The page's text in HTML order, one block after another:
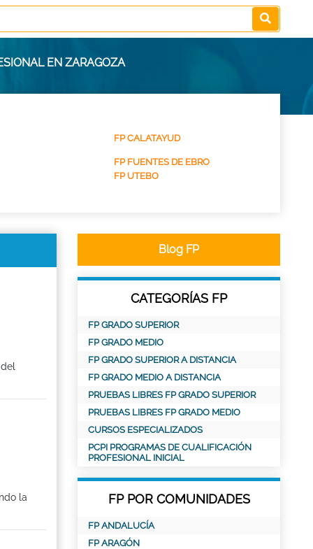
EN ZARAGOZA
FP CALATAYUD
FP FUENTES DE EBRO
FP UTEBO
la
Blog FP
CATEGORÍAS FP
FP GRADO SUPERIOR
FP GRADO MEDIO
FP GRADO SUPERIOR A DISTANCIA
FP GRADO MEDIO A DISTANCIA
PRUEBAS LIBRES FP GRADO SUPERIOR
PRUEBAS LIBRES FP GRADO MEDIO
CURSOS ESPECIALIZADOS
PCPI PROGRAMAS DE CUALIFICACIÓN
PROFESIONAL INICIAL
FP POR COMUNIDADES
FP ANDALUCÍA
FP ARAGÓN